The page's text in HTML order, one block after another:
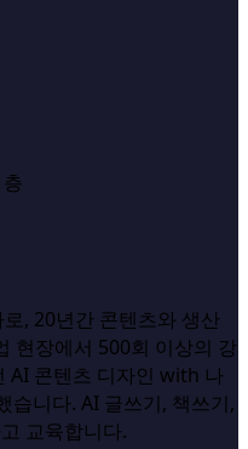
, 20년간 콘텐츠와 생산
현장에서 500회 이상의 강
AI 콘텐츠 디자인 with 나
습니다. AI 글쓰기, 책쓰기,
교육합니다.